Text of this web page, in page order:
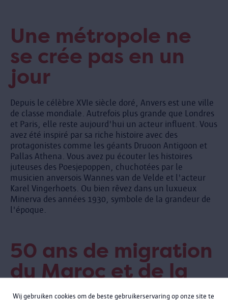
Wij gebruiken cookies om de beste gebruikerservaring op onze site te
Une métropole ne
se crée pas en un
jour
Depuis le célèbre XVIe siècle doré, Anvers est une ville
de classe mondiale. Autrefois plus grande que Londres
et Paris, elle reste aujourd'hui un acteur influent. Vous
avez été inspiré par sa riche histoire avec des
protagonistes comme les géants Druoon Antigoon et
Pallas Athena. Vous avez pu écouter les histoires
juteuses des Poesjepoppen, chuchotées par le
musicien anversois Wannes van de Velde et l'acteur
Karel Vingerhoets. Ou bien rêvez dans un luxueux
Minerva des années 1930, symbole de la grandeur de
l'époque.
50 ans de migration
du Maroc et de la
Turquie